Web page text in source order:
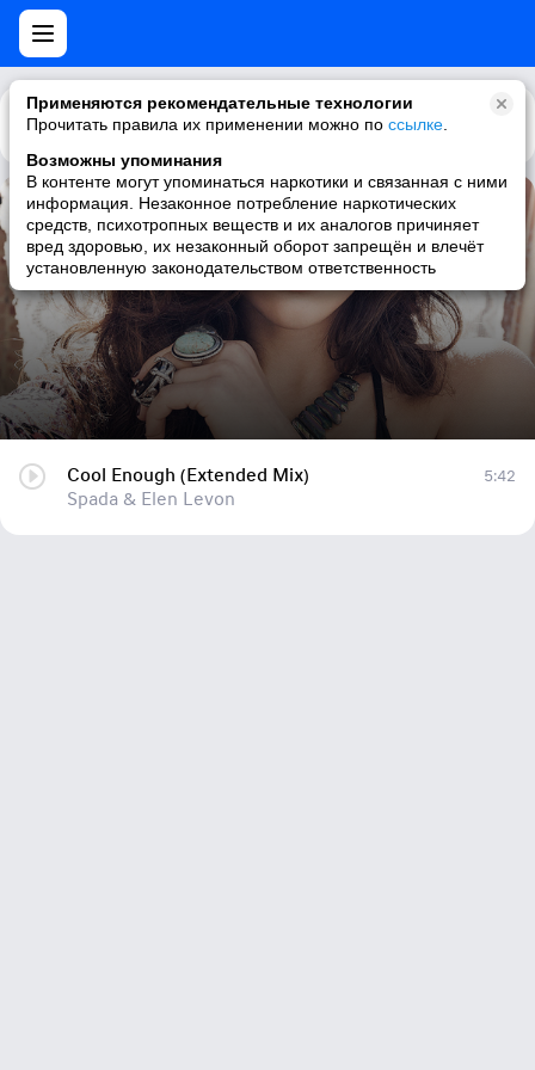
Применяются рекомендательные технологии
Прочитать правила их применении можно по ссылке
Возможны упоминания
В контенте могут упоминаться наркотики и связанная с ними
информация. Незаконное потребление наркотических
средств, психотропных веществ и их аналогов причиняет
вред здоровью, их незаконный оборот запрещён и влечёт
установленную законодательством ответственность
Каталог Рекомендации
Cool Enough (Extended Mix)
Spada & Elen Levon
Cool Enough (Extended Mix)
Spada & Elen Levon
5:42